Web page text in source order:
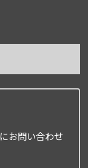
お問い合わせ